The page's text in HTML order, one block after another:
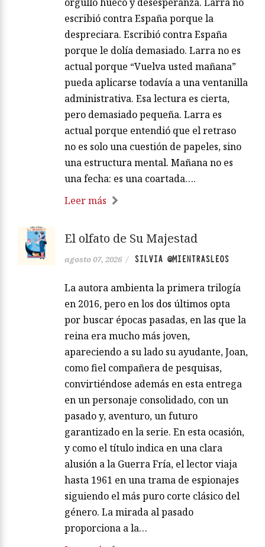
escribió contra España porque la
despreciara. Escribió contra España
porque le dolía demasiado. Larra no es
actual porque “Vuelva usted mañana”
pueda aplicarse todavía a una ventanilla
administrativa. Esa lectura es cierta,
pero demasiado pequeña. Larra es
actual porque entendió que el retraso
no es solo una cuestión de papeles, sino
una estructura mental. Mañana no es
una fecha: es una coartada….
Leer más
El olfato de Su Majestad
agosto 07, 2026 / SILVIA @MIENTRASLEOS
La autora ambienta la primera trilogía
en 2016, pero en los dos últimos opta
por buscar épocas pasadas, en las que la
reina era mucho más joven,
apareciendo a su lado su ayudante, Joan,
como fiel compañera de pesquisas,
convirtiéndose además en esta entrega
en un personaje consolidado, con un
pasado y, aventuro, un futuro
garantizado en la serie. En esta ocasión,
y como el título indica en una clara
alusión a la Guerra Fría, el lector viaja
hasta 1961 en una trama de espionajes
siguiendo el más puro corte clásico del
género. La mirada al pasado
proporciona a la…